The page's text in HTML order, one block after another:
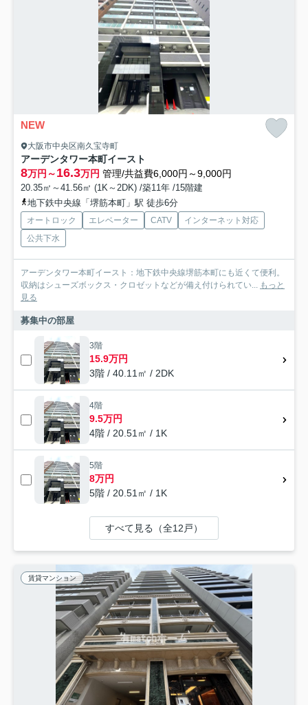
NEW
大阪市中央区南久宝寺町
アーデンタワー本町イースト
8万円～16.3万円 管理/共益費6,000円～9,000円
20.35㎡～41.56㎡ (1K～2DK) /築11年 /15階建
地下鉄中央線「堺筋本町」駅 徒歩6分
オートロック エレベーター CATV
インターネット対応
公共下水
アーデンタワー本町イースト：地下鉄中央線堺筋本町にも近くて便利。
収納はシューズボックス・クロゼットなどが備え付けられてい... もっと
見る
募集中の部屋
3階
15.9万円
3階 / 40.11㎡ / 2DK
4階
9.5万円
4階 / 20.51㎡ / 1K
5階
8万円
5階 / 20.51㎡ / 1K
すべて見る（全12戸）
賃貸マンション